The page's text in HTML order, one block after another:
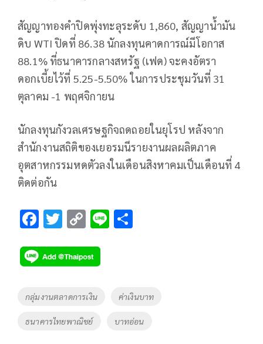
สัญญาทองคำปิดพุ่งทะลุระดับ 1,860, สัญญาน้ำมัน
ดิบ WTI ปิดที่ 86.38 นักลงทุนคาดการณ์มีโอกาส
88.1% ที่ธนาคารกลางสหรัฐ (เฟด) จะคงอัตรา
ดอกเบี้ยไว้ที่ 5.25-5.50% ในการประชุมวันที่ 31
ตุลาคม -1 พฤศจิกายน
นักลงทุนกังวลเศรษฐกิจถดถอยในยุโรป หลังจาก
สำนักงานสถิติของเยอรมนีรายงานผลผลิตภาค
อุตสาหกรรมหดตัวลงในเดือนสิงหาคมเป็นเดือนที่ 4
ติดต่อกัน
F
e
b
o
k
T
tt
er
C
p
y
Li
n
k
Li
Tags
กลุ่มงานตลาดการเงิน ค่าเงินบาท
ธนาคารไทยพาณิชย์ บาทอ่อน